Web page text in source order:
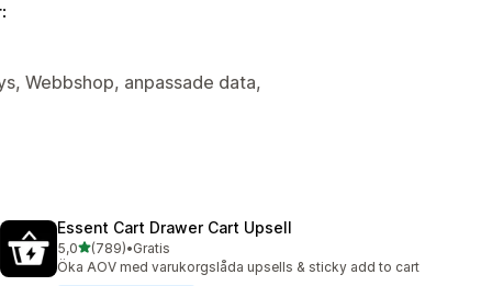
Webbshop, anpassade data,
Essent Cart Drawer Cart Upsell
5,0av 5 stjärnor
(789)
789 recensioner totalt
•Gratis
Öka AOV med varukorgslåda upsells & sticky add to cart